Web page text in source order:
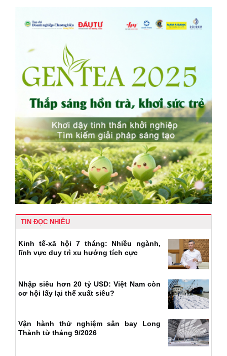
TIN ĐỌC NHIỀU
Kinh tế-xã hội 7 tháng: Nhiều ngành,
lĩnh vực duy trì xu hướng tích cực
Nhập siêu hơn 20 tỷ USD: Việt Nam còn
cơ hội lấy lại thế xuất siêu?
Vận hành thử nghiệm sân bay Long
Thành từ tháng 9/2026